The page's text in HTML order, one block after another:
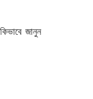
জানুন